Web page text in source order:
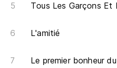
Tous Les Garçons Et
L'amitié
Le premier bonheur